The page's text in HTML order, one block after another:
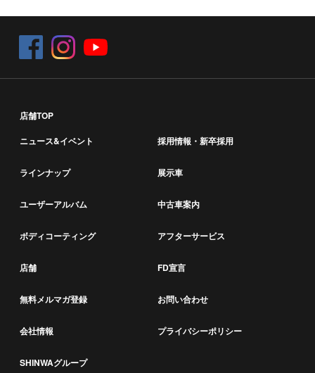
店舗TOP
ニュース&イベント
採用情報・新卒採用
ラインナップ 展示車
ユーザーアルバム 中古車案内
ボディコーティング アフターサービス
店舗 FD宣言
無料メルマガ登録 お問い合わせ
会社情報 プライバシーポリシー
SHINWAグループ